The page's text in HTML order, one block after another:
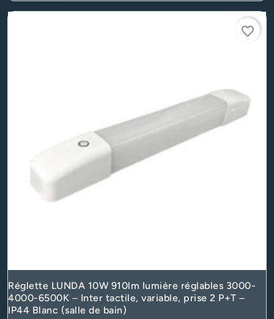
favorite_border
Réglette LUNDA 10W 910lm lumière réglables 3000-
4000-6500K – Inter tactile, variable, prise 2 P+T –
IP44 Blanc (salle de bain)